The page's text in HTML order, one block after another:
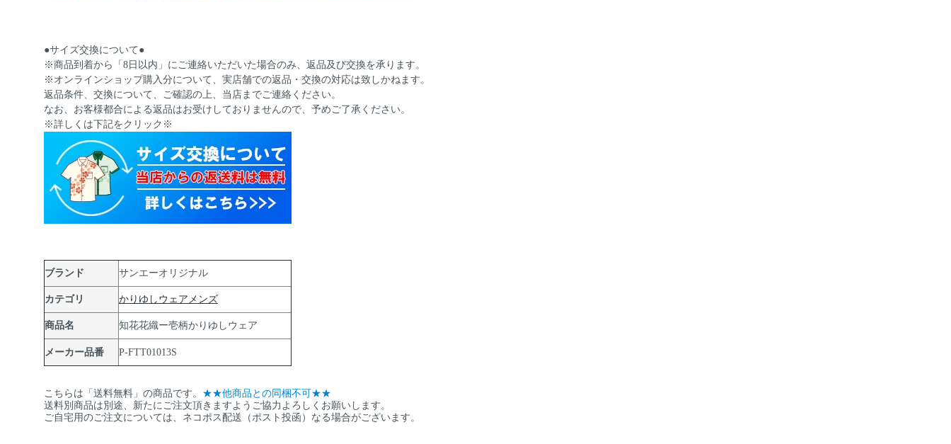
●サイズ交換について●
※商品到着から「8日以内」にご連絡いただいた場合のみ、返品及び交換を承ります。
※オンラインショップ購入分について、実店舗での返品・交換の対応は致しかねます。
返品条件、交換について、ご確認の上、当店までご連絡ください。
なお、お客様都合による返品はお受けしておりませんので、予めご了承ください。
※詳しくは下記をクリック※
ブランド サンエーオリジナル
カテゴリ かりゆしウェアメンズ
商品名 知花花織ー壱柄かりゆしウェア
メーカー品番 P-FTT01013S
こちらは「送料無料」の商品です。 ★★他商品との同梱不可★★
送料別商品は別途、新たにご注文頂きますようご協力よろしくお願いします。
ご自宅用のご注文については、ネコポス配送（ポスト投函）なる場合がございます。